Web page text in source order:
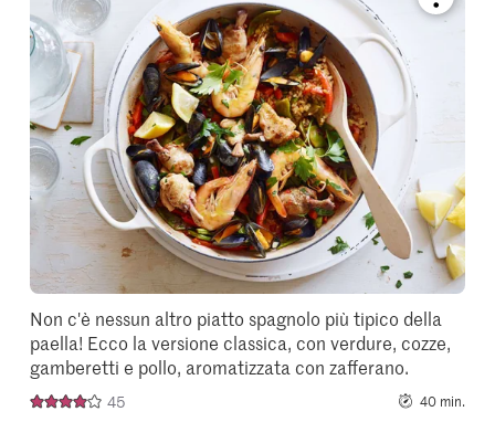
recipe
Non c'è nessun altro piatto spagnolo più tipico della
paella! Ecco la versione classica, con verdure, cozze,
gamberetti e pollo, aromatizzata con zafferano.
45 40 min.